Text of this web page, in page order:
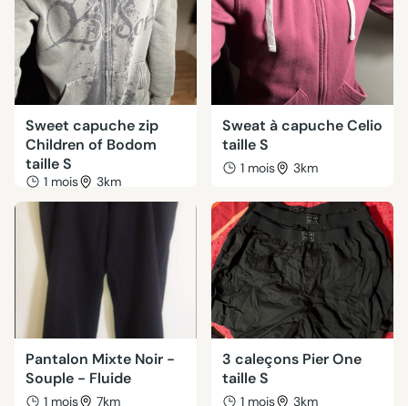
Sweet capuche zip
Children of Bodom
taille S
1 mois 3km
Sweat à capuche Celio
taille S
1 mois 3km
Pantalon Mixte Noir -
Souple - Fluide
1 mois 7km
3 caleçons Pier One
taille S
1 mois 3km